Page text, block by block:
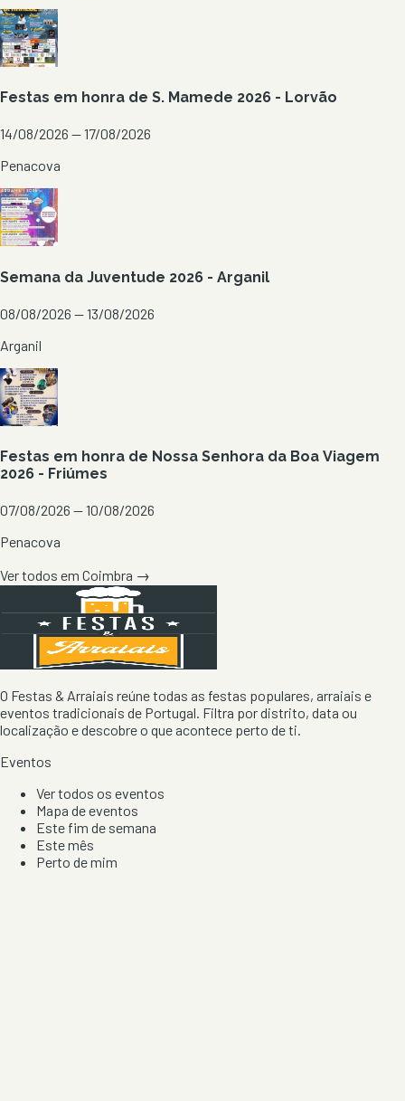
Festas em honra de S. Mamede 2026 - Lorvão
14/08/2026 — 17/08/2026
Penacova
Semana da Juventude 2026 - Arganil
08/08/2026 — 13/08/2026
Arganil
Festas em honra de Nossa Senhora da Boa Viagem
2026 - Friúmes
07/08/2026 — 10/08/2026
Penacova
Ver todos em Coimbra →
O Festas & Arraiais reúne todas as festas populares, arraiais e
eventos tradicionais de Portugal. Filtra por distrito, data ou
localização e descobre o que acontece perto de ti.
Eventos
Ver todos os eventos
Mapa de eventos
Este fim de semana
Este mês
Perto de mim